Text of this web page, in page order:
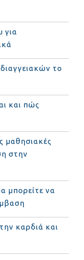
για
το
και πώς
μαθησιακές
στην
μπορείτε να
καρδιά και